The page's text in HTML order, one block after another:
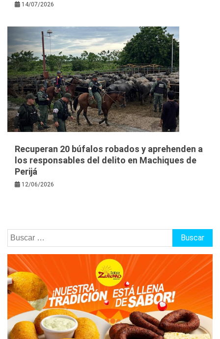
14/07/2026
Recuperan 20 búfalos robados y aprehenden a
los responsables del delito en Machiques de
Perijá
12/06/2026
Buscar: